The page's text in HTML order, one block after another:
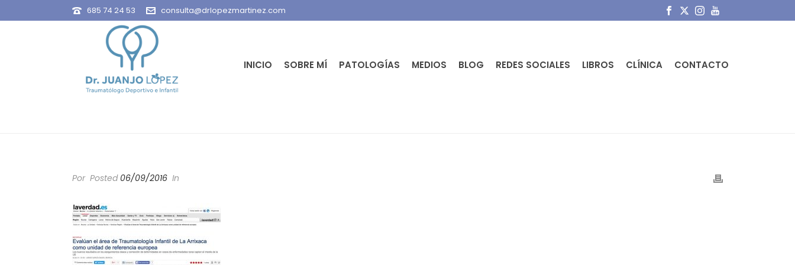
685 74 24 53 consulta@drlopezmartinez.com
INICIO SOBRE MÍ PATOLOGÍAS MEDIOS BLOG REDES SOCIALES LIBROS CLÍNICA CONTACTO
Por Posted 06/09/2016 In